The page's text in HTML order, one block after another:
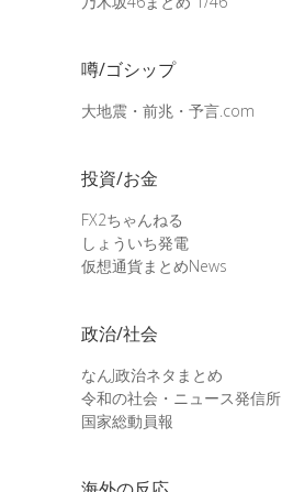
噂/ゴシップ
大地震・前兆・予言.com
投資/お金
FX2ちゃんねる
しょういち発電
仮想通貨まとめNews
政治/社会
なんJ政治ネタまとめ
令和の社会・ニュース発信所
国家総動員報